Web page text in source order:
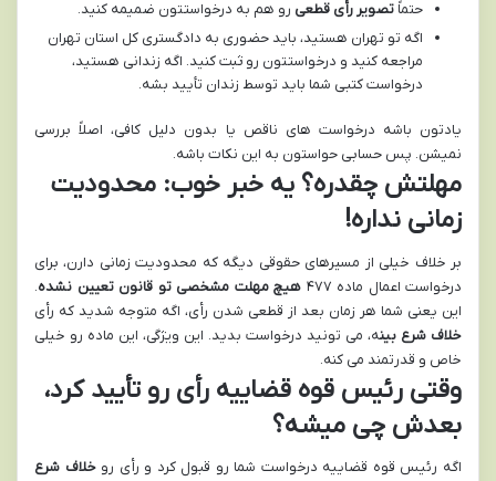
حتماً تصویر رأی قطعی رو هم به درخواستتون ضمیمه کنید.
اگه تو تهران هستید، باید حضوری به دادگستری کل استان تهران
مراجعه کنید و درخواستتون رو ثبت کنید. اگه زندانی هستید،
درخواست کتبی شما باید توسط زندان تأیید بشه.
یادتون باشه درخواست های ناقص یا بدون دلیل کافی، اصلاً بررسی
نمیشن. پس حسابی حواستون به این نکات باشه.
مهلتش چقدره؟ یه خبر خوب: محدودیت
زمانی نداره!
بر خلاف خیلی از مسیرهای حقوقی دیگه که محدودیت زمانی دارن، برای
درخواست اعمال ماده ۴۷۷
هیچ مهلت مشخصی تو قانون تعیین نشده.
این یعنی شما هر زمان بعد از قطعی شدن رأی، اگه متوجه شدید که رأی
خلاف شرع بینه، می تونید درخواست بدید. این ویژگی، این ماده رو خیلی
خاص و قدرتمند می کنه.
وقتی رئیس قوه قضاییه رأی رو تأیید کرد،
بعدش چی میشه؟
اگه رئیس قوه قضاییه درخواست شما رو قبول کرد و رأی روخلاف شرع